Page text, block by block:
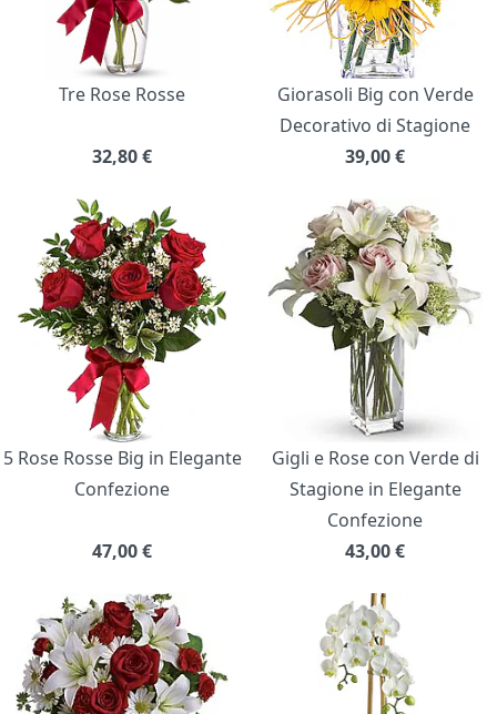
Tre Rose Rosse
32,80€
Giorasoli Big con Verde
Decorativo di Stagione
39,00€
5 Rose Rosse Big in Elegante
Confezione
47,00€
Gigli e Rose con Verde di
Stagione in Elegante
Confezione
43,00€